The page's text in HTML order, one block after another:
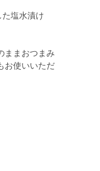
塩水漬け
ままおつまみ
お使いいただ